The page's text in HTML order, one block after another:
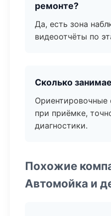
ремонте?
Да, есть зона
видеоотчёты по
Сколько
при приёмке,
диагностики.
Похожие
Автомойка и